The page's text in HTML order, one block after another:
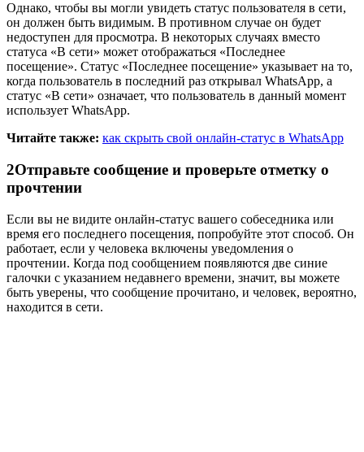
Однако, чтобы вы могли увидеть статус пользователя в сети,
он должен быть видимым. В противном случае он будет
недоступен для просмотра. В некоторых случаях вместо
статуса «В сети» может отображаться «Последнее
посещение». Статус «Последнее посещение» указывает на то,
когда пользователь в последний раз открывал WhatsApp, а
статус «В сети» означает, что пользователь в данный момент
использует WhatsApp.
Читайте также: как скрыть свой онлайн-статус в WhatsApp
2Отправьте сообщение и проверьте отметку о
прочтении
Если вы не видите онлайн-статус вашего собеседника или
время его последнего посещения, попробуйте этот способ. Он
работает, если у человека включены уведомления о
прочтении. Когда под сообщением появляются две синие
галочки с указанием недавнего времени, значит, вы можете
быть уверены, что сообщение прочитано, и человек, вероятно,
находится в сети.